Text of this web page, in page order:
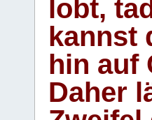
lobt,
kannst
hin auf
Daher